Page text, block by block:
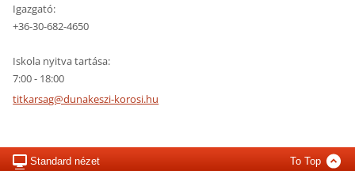
Igazgató:
+36-30-682-4650
Iskola nyitva tartása:
7:00 - 18:00
titkarsag@dunakeszi-korosi.hu
Standard nézet To Top